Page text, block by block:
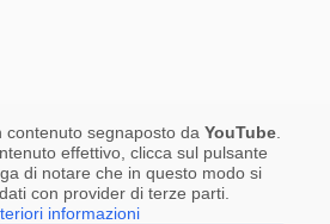
contenuto segnaposto da YouTube
effettivo, clicca sul pulsante
di notare che in questo modo si
con provider di terze parti.
informazioni